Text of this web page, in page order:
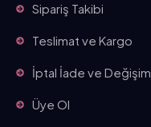
Sipariş Takibi
Teslimat ve Kargo
İptal İade ve Değişim
Üye Ol